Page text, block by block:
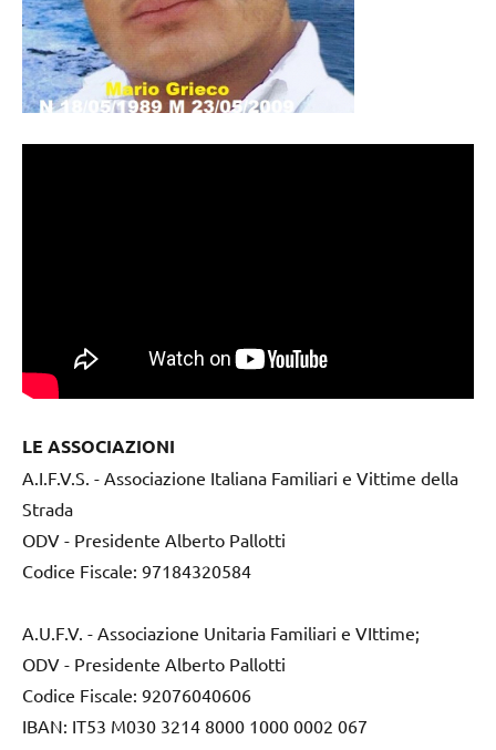
LE ASSOCIAZIONI
A.I.F.V.S. - Associazione Italiana Familiari e Vittime della
Strada
ODV - Presidente Alberto Pallotti
Codice Fiscale: 97184320584
A.U.F.V. - Associazione Unitaria Familiari e VIttime;
ODV - Presidente Alberto Pallotti
Codice Fiscale: 92076040606
IBAN: IT53 M030 3214 8000 1000 0002 067